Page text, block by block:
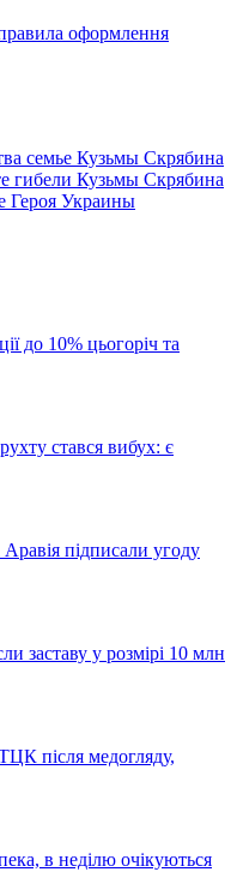
оформлення
семье Кузьмы Скрябина
гибели Кузьмы Скрябина
Героя Украины
до 10% цьогоріч та
стався вибух: є
підписали угоду
заставу у розмірі 10 млн
після медогляду,
в неділю очікуються